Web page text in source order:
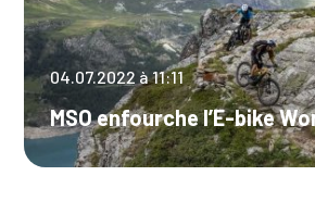
04.07.2022 à 11:11
MSO enfourche l’E-bike